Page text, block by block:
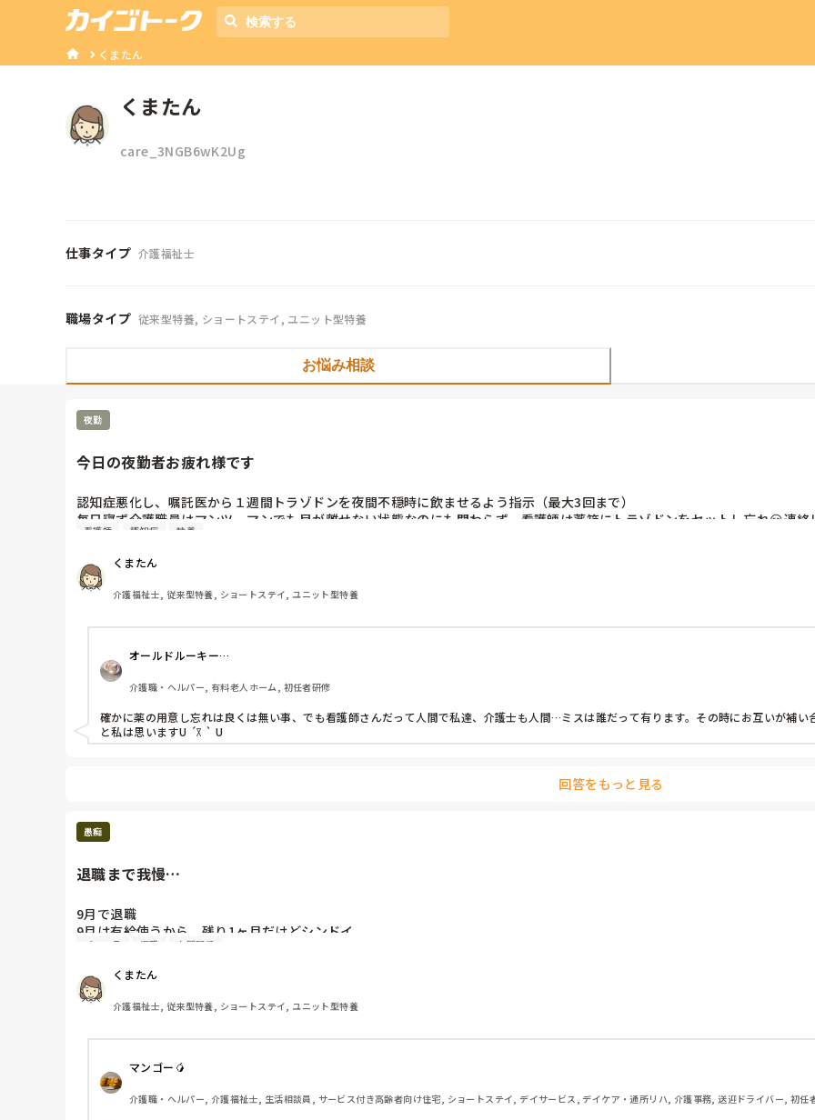
くまたん
くまたん
care_3NGB6wK2Ug
仕事タイプ 介護福祉士
職場タイプ 従来型特養, ショートステイ, ユニット型特養
お悩み相談
夜勤
今日の夜勤者お疲れ様です
認知症悪化し、嘱託医から１週間トラゾドンを夜間不穏時に飲ませるよう指示（最大3回まで）
毎日寝ず介護職員はマンツーマンでも目が離せない状態なのにも関わらず、看護師は薬箱にトラゾドンをセットし忘れ😑連
看護師 認知症 特養
くまたん
介護福祉士, 従来型特養, ショートステイ, ユニット型特養
オールドルーキー…
介護職・ヘルパー, 有料老人ホーム, 初任者研修
確かに薬の用意し忘れは良くは無い事、でも看護師さんだって人間で私達、介護士も人間…ミスは誰だって有ります。その時にお互いが補
と私は思いますU ´꓃ ` U
回答をもっと見る
愚痴
退職まで我慢…
9月で退職
9月は有給使うから、残り1ヶ月だけどシンドイ。
退職理由は
①職員からのパワハラ←これ1番
②入居者に対して職員の言葉遣いと態度悪く不愉快。注意すれば逆ギレ。上司が何ども注意しても直さない。
③わがままな職員多く、異動（ユニット替えも含む）、業務変更を拒否する。二言目には辞めるよ？と上司を脅す
④自分さえ良ければいいという業務をする人多い。
もうわがまま放題の職場で嫌気さした。
頑張るのもシンドイ。
パワハラ 退職 人間関係
くまたん
介護福祉士, 従来型特養, ショートステイ, ユニット型特養
マンゴー🥭
介護職・ヘルパー, 介護福祉士, 生活相談員, サービス付き高齢者向け住宅, ショートステイ, デイサービス, デイケア・通所リハ, 介護事務, 送迎ドライバー, 初任